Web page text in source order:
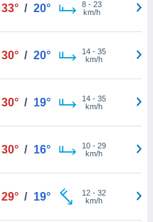
33° / 20° 8- 23
km/h
30° / 20° 14- 35
km/h
30° / 19° 14- 35
km/h
30° / 16° 10- 29
km/h
29° / 19° 12- 32
km/h